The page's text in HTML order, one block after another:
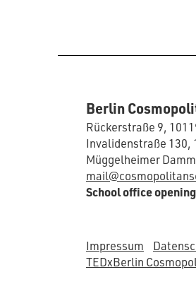
Berlin
Rückerstraße 9,
Invalidenstraße 130,
Müggelheimer
School office
Impressum
TEDxBerlin